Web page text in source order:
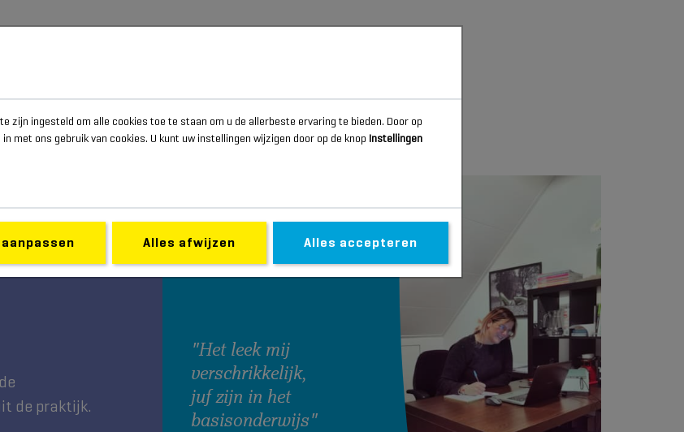
de praktijk.
"Het leek mij
verschrikkelijk,
juf zijn in het
basisonderwijs"
zijn ingesteld om alle cookies toe te staan om u de allerbeste ervaring te bieden. Door op
met ons gebruik van cookies. U kunt uw instellingen wijzigen door op de knop Instellingen
Alles afwijzen Alles accepteren